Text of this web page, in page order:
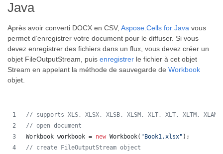
Java
Après avoir converti DOCX en CSV, Aspose.Cells for Java vous
permet d’enregistrer votre document pour le diffuser. Si vous
devez enregistrer des fichiers dans un flux, vous devez créer un
objet FileOutputStream, puis enregistrer le fichier à cet objet
Stream en appelant la méthode de sauvegarde de Workbook
objet.
// supports XLS, XLSX, XLSB, XLSM, XLT, XLT, XLTM,
// open document
Workbook workbook = new Workbook( "Book1.xlsx" );
// create FileOutputStream object